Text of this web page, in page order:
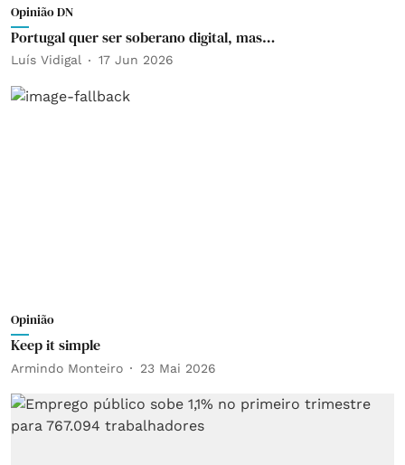
Opinião DN
Portugal quer ser soberano digital, mas…
Luís Vidigal 17 Jun 2026
Opinião
Keep it simple
Armindo Monteiro 23 Mai 2026